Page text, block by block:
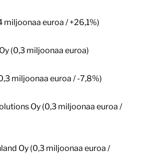
miljoonaa euroa / +26,1%)
(0,3 miljoonaa euroa)
miljoonaa euroa / -7,8%)
Oy (0,3 miljoonaa euroa /
Oy (0,3 miljoonaa euroa /